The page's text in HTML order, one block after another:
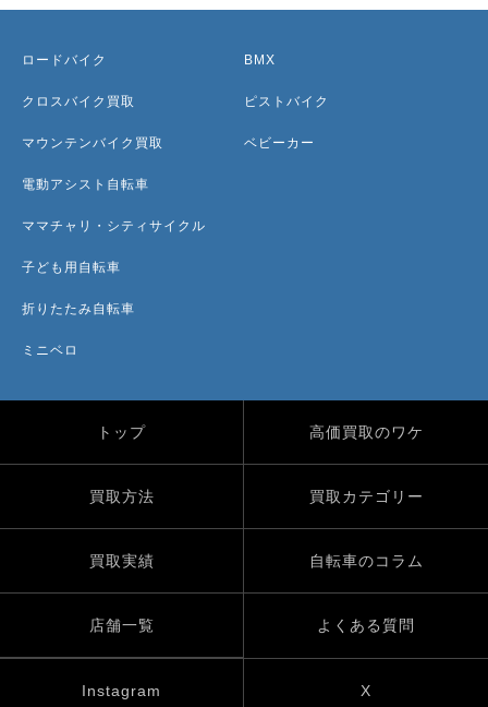
ロードバイク
クロスバイク買取
マウンテンバイク買取
電動アシスト自転車
ママチャリ・シティサイクル
子ども用自転車
折りたたみ自転車
ミニベロ
BMX
ピストバイク
ベビーカー
トップ 高価買取のワケ
買取方法 買取カテゴリー
買取実績 自転車のコラム
店舗一覧 よくある質問
Instagram X